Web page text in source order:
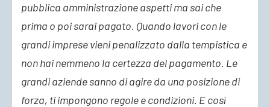
pubblica amministrazione aspetti ma sai che
prima o poi sarai pagato. Quando lavori con le
grandi imprese vieni penalizzato dalla tempistica e
non hai nemmeno la certezza del pagamento. Le
grandi aziende sanno di agire da una posizione di
forza, ti impongono regole e condizioni. E così